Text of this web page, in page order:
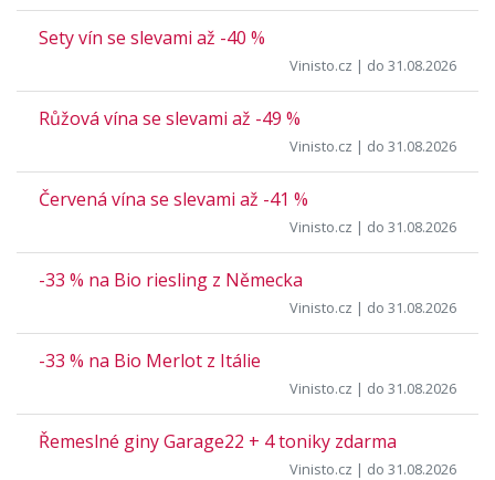
Sety vín se slevami až -40 %
Vinisto.cz | do 31.08.2026
Růžová vína se slevami až -49 %
Vinisto.cz | do 31.08.2026
Červená vína se slevami až -41 %
Vinisto.cz | do 31.08.2026
-33 % na Bio riesling z Německa
Vinisto.cz | do 31.08.2026
-33 % na Bio Merlot z Itálie
Vinisto.cz | do 31.08.2026
Řemeslné giny Garage22 + 4 toniky zdarma
Vinisto.cz | do 31.08.2026